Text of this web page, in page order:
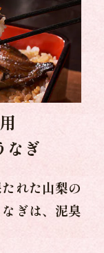
なぎ
れた山梨の
ぎは、泥臭